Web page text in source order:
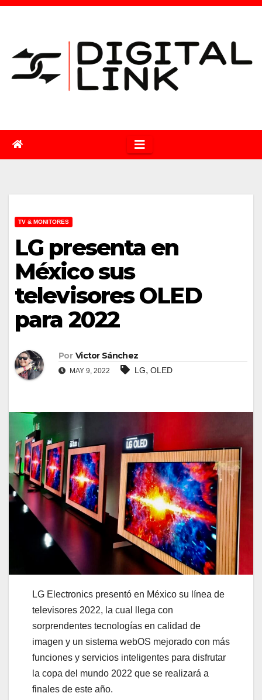
Saltar
TV & MONITORES
LG presenta en
México sus
televisores OLED
para 2022
Por Victor Sánchez
MAY 9, 2022 LG, OLED
LG Electronics presentó en México su línea de
televisores 2022, la cual llega con
sorprendentes tecnologías en calidad de
imagen y un sistema webOS mejorado con más
funciones y servicios inteligentes para disfrutar
la copa del mundo 2022 que se realizará a
finales de este año.